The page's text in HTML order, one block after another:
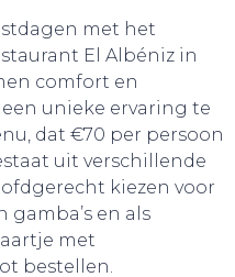
met het
El Albéniz in
comfort en
unieke ervaring te
dat €70 per persoon
uit verschillende
kiezen voor
gamba’s en als
met
bestellen.